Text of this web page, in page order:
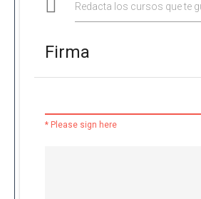
Firma
* Please sign here